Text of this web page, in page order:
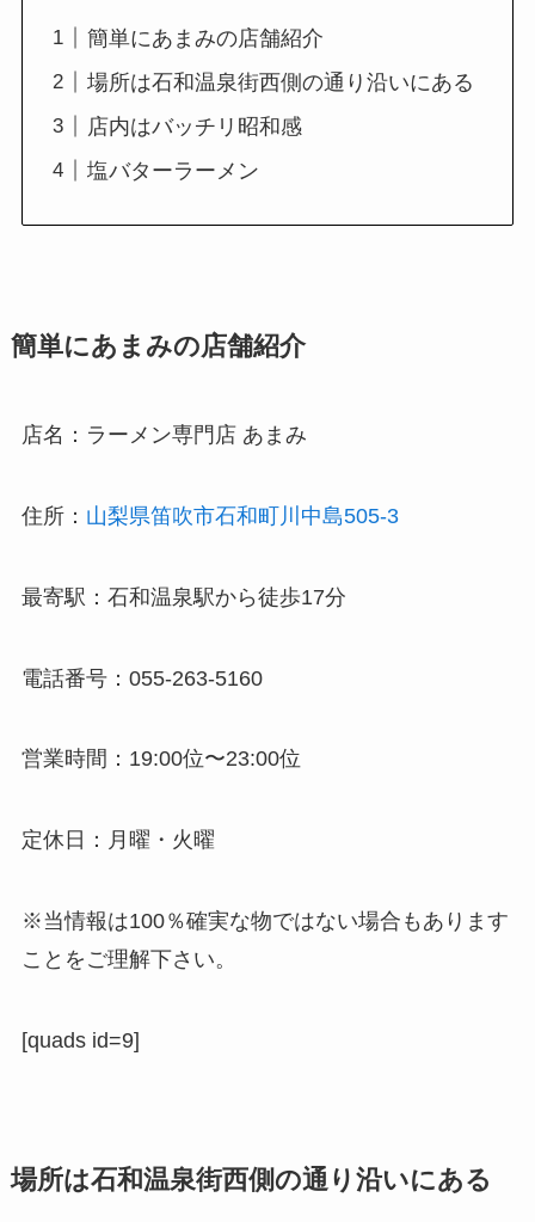
簡単にあまみの店舗紹介
場所は石和温泉街西側の通り沿いにある
店内はバッチリ昭和感
塩バターラーメン
簡単にあまみの店舗紹介
店名：ラーメン専門店 あまみ
住所： 山梨県笛吹市石和町川中島505-3
最寄駅：石和温泉駅から徒歩17分
電話番号：055-263-5160
営業時間：19:00位〜23:00位
定休日：月曜・火曜
※当情報は100％確実な物ではない場合もあります
ことをご理解下さい。
[quads id=9]
場所は石和温泉街西側の通り沿いにある